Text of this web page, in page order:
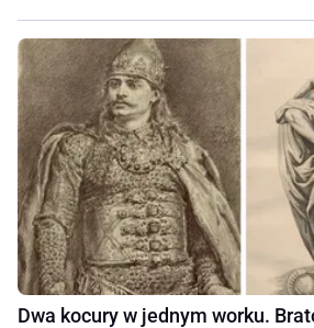
Dwa kocury w jednym worku.